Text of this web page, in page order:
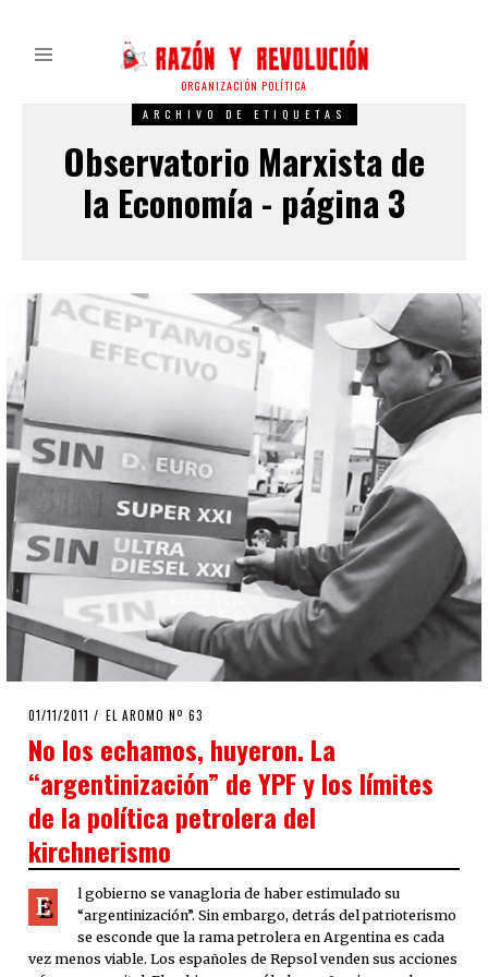
ORGANIZACIÓN POLÍTICA
ARCHIVO DE ETIQUETAS
Observatorio Marxista de
la Economía - página 3
POSTED
01/11/2011 24/09/2020
EL AROMO Nº 63
No los echamos, huyeron. La
“argentinización” de YPF y los límites
de la política petrolera del
kirchnerismo
E
l gobierno se vanagloria de haber estimulado su
“argentinización”. Sin embargo, detrás del patrioterismo
se esconde que la rama petrolera en Argentina es cada
vez menos viable. Los españoles de Repsol venden sus acciones